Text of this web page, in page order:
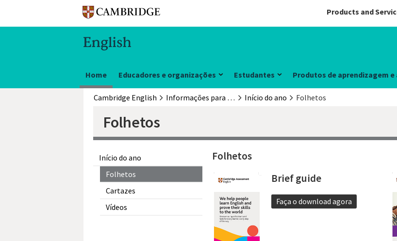
Products and
Home Educadores e organizações Estudantes Produtos de aprendizagem e
Cambridge English Informações para Centros Preparatórios Início do ano Folhetos
Folhetos
Início do ano
Folhetos
Cartazes
Vídeos
Folhetos
Brief guide
Faça o download agora